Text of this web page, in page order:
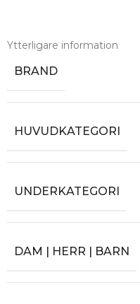
Ytterligare information
BRAND
HUVUDKATEGORI
UNDERKATEGORI
DAM | HERR | BARN